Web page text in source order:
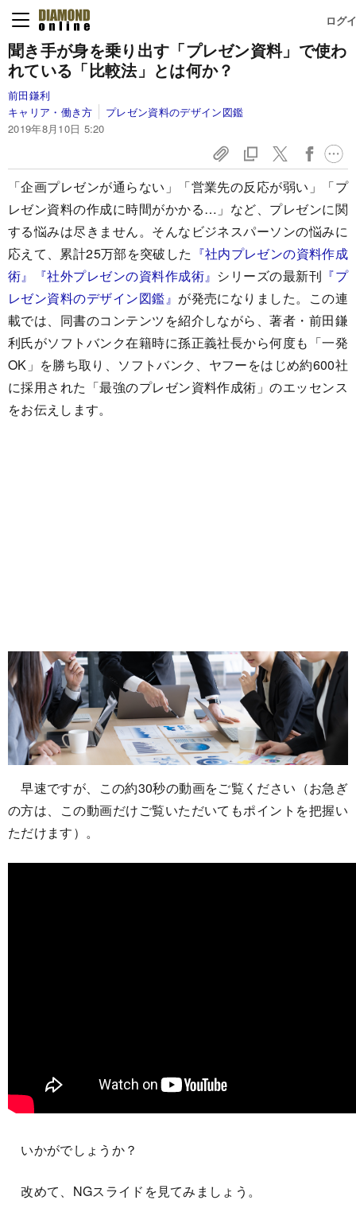
ログ
聞き手が身を乗り出す「プレゼン資料」で使わ
れている「比較法」とは何か？
前田鎌利
キャリア・働き方
プレゼン資料のデザイン図鑑
2019年8月10日 5:20
「企画プレゼンが通らない」「営業先の反応が弱い」「プ
レゼン資料の作成に時間がかかる…」など、プレゼンに関
する悩みは尽きません。そんなビジネスパーソンの悩みに
応えて、累計25万部を突破した 『社内プレゼンの資料作成
術』
『社外プレゼンの資料作成術』 シリーズの最新刊 『プ
レゼン資料のデザイン図鑑』 が発売になりました。この連
載では、同書のコンテンツを紹介しながら、著者・前田鎌
利氏がソフトバンク在籍時に孫正義社長から何度も「一発
OK」を勝ち取り、ソフトバンク、ヤフーをはじめ約600社
に採用された「最強のプレゼン資料作成術」のエッセンス
をお伝えします。
早速ですが、この約30秒の動画をご覧ください（お急ぎ
の方は、この動画だけご覧いただいてもポイントを把握い
ただけます）。
いかがでしょうか？
改めて、NGスライドを見てみましょう。